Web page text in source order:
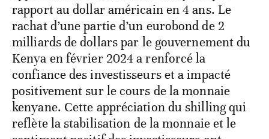
rapport au dollar américain en 4 ans. Le
rachat d’une partie d’un eurobond de 2
milliards de dollars par le gouvernement du
Kenya en février 2024 a renforcé la
confiance des investisseurs et a impacté
positivement sur le cours de la monnaie
kenyane. Cette appréciation du shilling qui
reflète la stabilisation de la monnaie et le